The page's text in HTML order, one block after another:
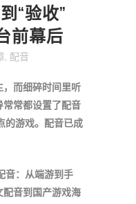
“验收”
前幕后
, 配音
，而细碎时间里听
常常都设置了配音
的游戏。配音已成
音：从端游到手
配音到国产游戏海